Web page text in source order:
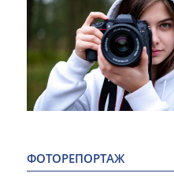
ФОТОРЕПОРТАЖ